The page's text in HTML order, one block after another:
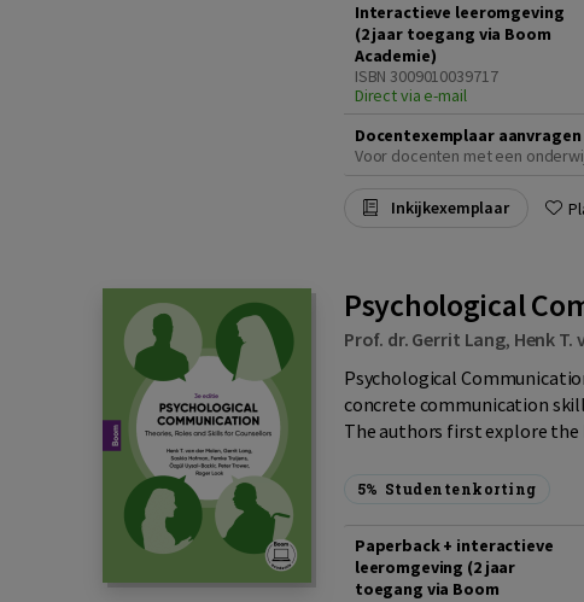
Interactieve leeromgeving
(2 jaar toegang via Boom
Academie)
ISBN 3009010039717
Direct via e-mail
Docentexemplaar aanvragen
Voor docenten met een
Inkijkexemplaar
Psychological
Prof. dr. Gerrit Lang, Henk T.
Psychological
concrete communication
The authors first explore the
5% Studentenkorting
Paperback + interactieve
leeromgeving (2 jaar
toegang via Boom